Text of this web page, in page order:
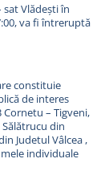
Vlădești în
va fi întreruptă
constituie
de interes
Cornetu – Tigveni,
din
Judetul Vâlcea ,
individuale